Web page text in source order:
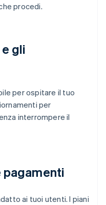
procedi.
gli
per ospitare il tuo
per
interrompere il
ai tuoi utenti. I piani